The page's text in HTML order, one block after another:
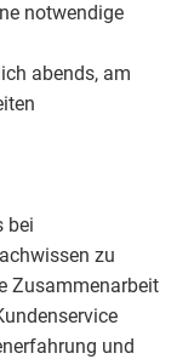
notwendige
abends, am
bei
zu
Zusammenarbeit
und